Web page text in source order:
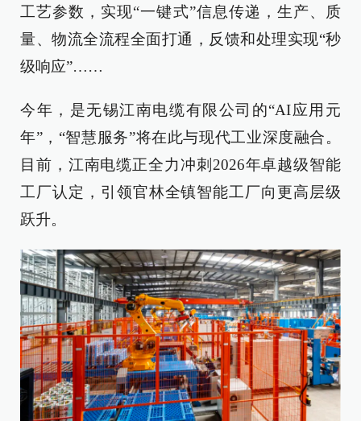
工艺参数，实现“一键式”信息传递，生产、质
量、物流全流程全面打通，反馈和处理实现“秒
级响应”……
今年，是无锡江南电缆有限公司的“AI应用元
年”，“智慧服务”将在此与现代工业深度融合。
目前，江南电缆正全力冲刺2026年卓越级智能
工厂认定，引领官林全镇智能工厂向更高层级
跃升。